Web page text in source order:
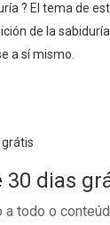
? El tema de
de la
a sí mismo.
30 dias
todo o